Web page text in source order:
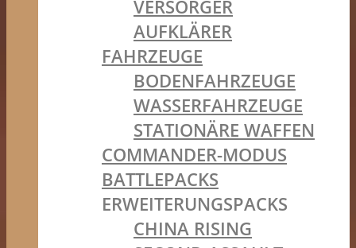
VERSORGER
AUFKLÄRER
FAHRZEUGE
BODENFAHRZEUGE
WASSERFAHRZEUGE
STATIONÄRE WAFFEN
COMMANDER-MODUS
BATTLEPACKS
ERWEITERUNGSPACKS
CHINA RISING